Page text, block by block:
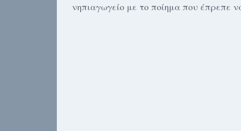
νηπιαγωγείο με το ποίημα που έπρεπε